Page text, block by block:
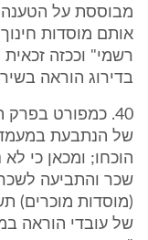
מבוססת על
אותם מוסדות
רשמי" וככזה
בדירוג הוראה
40. כמפורט
של הנתבעת במעמד
הוכחו; ומכאן כי
שכר והתביעה
של עובדי הוראה